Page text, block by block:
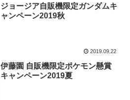
ジョージア自販機限定ガンダムキ
ャンペーン2019秋
2019.09.22
伊藤園 自販機限定ポケモン懸賞
キャンペーン2019夏